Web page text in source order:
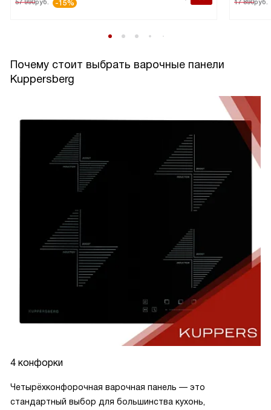
57 990руб. -15% 17 890руб.
Почему стоит выбрать варочные панели
Kuppersberg
4 конфорки
Четырёхконфорочная варочная панель — это
стандартный выбор для большинства кухонь,